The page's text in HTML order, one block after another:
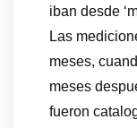
iban desde
Las
meses,
meses
fueron